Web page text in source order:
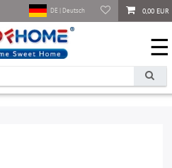
0,00 EUR
DE | Deutsch
☰